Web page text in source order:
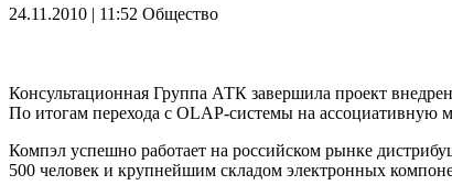
24.11.2010 | 11:52 Общество
Консультационная Группа АТК завершила проект
По итогам перехода с OLAP-системы на ассоциативную
Компэл успешно работает на российском рынке
500 человек и крупнейшим складом электронных